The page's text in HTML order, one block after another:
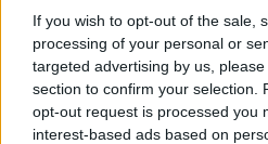
If you wish to opt-out of the sale,
processing of your personal or
targeted advertising by us,
section to confirm your selection.
opt-out request is processed you
interest-based ads based on